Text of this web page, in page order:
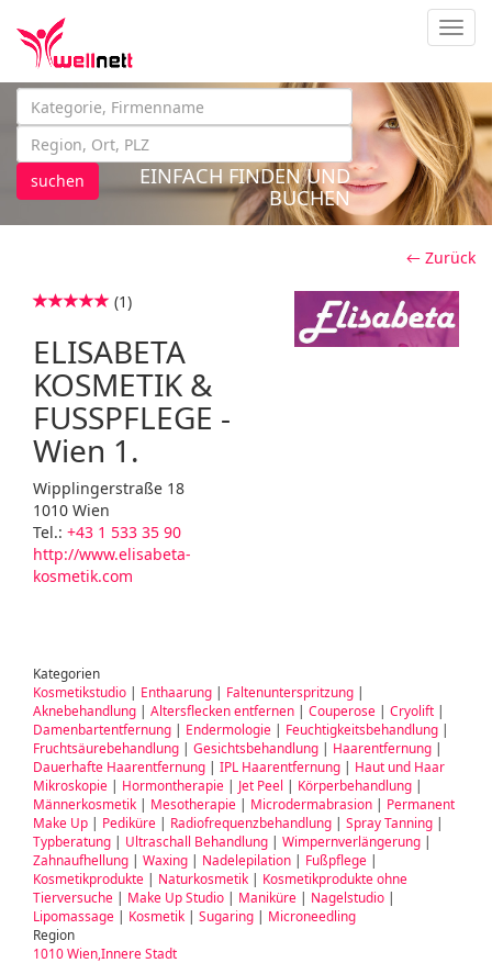
suchen
EINFACH FINDEN UND
BUCHEN
← Zurück
(1)
ELISABETA
KOSMETIK &
FUSSPFLEGE -
Wien 1.
Wipplingerstraße 18
1010 Wien
Tel.: +43 1 533 35 90
http://www.elisabeta-
kosmetik.com
Kategorien
Kosmetikstudio | Enthaarung | Faltenunterspritzung |
Aknebehandlung | Altersflecken entfernen | Couperose | Cryolift |
Damenbartentfernung | Endermologie | Feuchtigkeitsbehandlung |
Fruchtsäurebehandlung | Gesichtsbehandlung | Haarentfernung |
Dauerhafte Haarentfernung | IPL Haarentfernung | Haut und Haar
Mikroskopie | Hormontherapie | Jet Peel | Körperbehandlung |
Männerkosmetik | Mesotherapie | Microdermabrasion | Permanent
Make Up | Pediküre | Radiofrequenzbehandlung | Spray Tanning |
Typberatung | Ultraschall Behandlung | Wimpernverlängerung |
Zahnaufhellung | Waxing | Nadelepilation | Fußpflege |
Kosmetikprodukte | Naturkosmetik | Kosmetikprodukte ohne
Tierversuche | Make Up Studio | Maniküre | Nagelstudio |
Lipomassage | Kosmetik | Sugaring | Microneedling
Region
1010 Wien,Innere Stadt